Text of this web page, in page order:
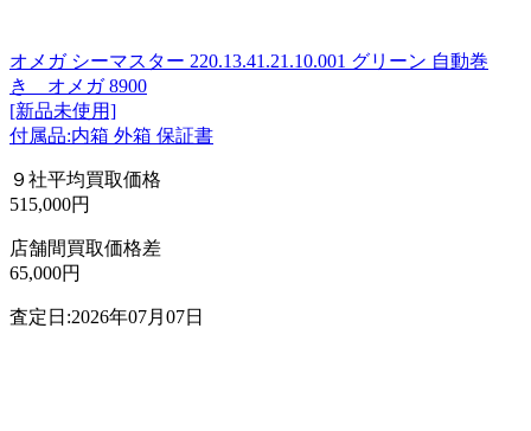
オメガ シーマスター 220.13.41.21.10.001 グリーン 自動巻
き オメガ 8900
[新品未使用]
付属品:内箱 外箱 保証書
９社平均買取価格
515,000円
店舗間買取価格差
65,000円
査定日:2026年07月07日